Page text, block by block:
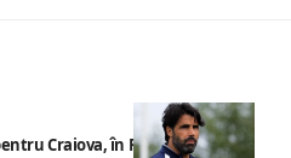
Craiova, în Finlanda